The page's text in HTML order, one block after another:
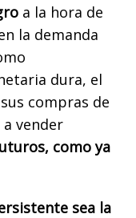
a la hora de
la demanda
dura, el
compras de
vender
como ya
sea la